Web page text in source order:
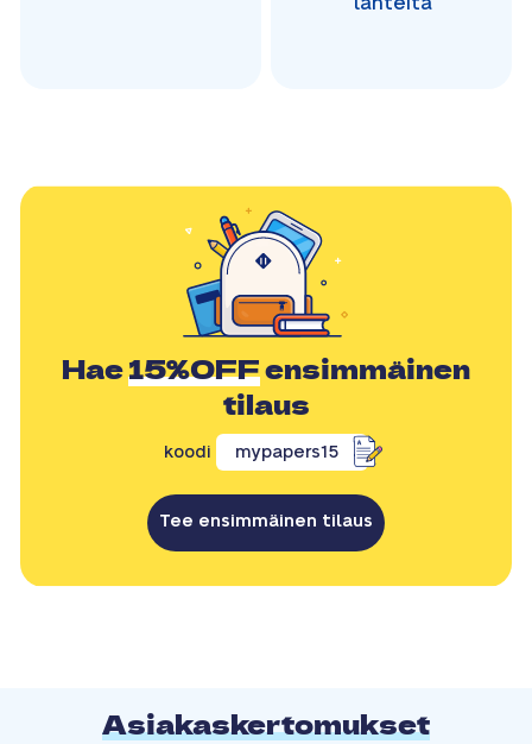
Hae15%OFFensimmäinen
tilaus
koodi mypapers15
Tee ensimmäinen tilaus
Asiakaskertomukset